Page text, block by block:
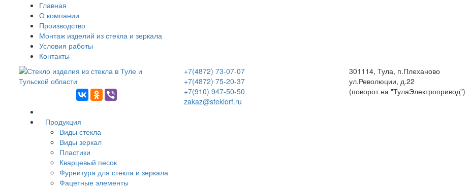
Главная
О компании
Производство
Монтаж изделий из стекла и зеркала
Условия работы
Контакты
+7(4872) 73-07-07
+7(4872) 75-20-37
+7(910) 947-50-50
zakaz@steklorf.ru
301114, Тула, п.Плеханово
ул.Революции, д.22
(поворот на "ТулаЭлектропривод")
Продукция
Виды стекла
Виды зеркал
Пластики
Кварцевый песок
Фурнитура для стекла и зеркала
Фацетные элементы